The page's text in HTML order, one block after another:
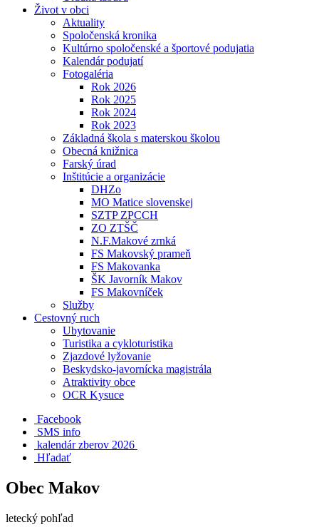
Život v obci
Aktuality
Spoločenská kronika
Kultúrno spoločenské a športové podujatia
Kalendár podujatí
Fotogaléria
Rok 2026
Rok 2025
Rok 2024
Rok 2023
Základná škola s materskou školou
Obecná knižnica
Farský úrad
Inštitúcie a organizácie
DHZo
MO Matice slovenskej
SZTP ZPCCH
ZO ZTŠČ
N.F.Makové zrnká
FS Makovský prameň
FS Makovanka
ŠK Javorník Makov
FS Makovníček
Služby
Cestovný ruch
Ubytovanie
Turistika a cykloturistika
Zjazdové lyžovanie
Beskydsko-javornícka magistrála
Atraktivity obce
OCR Kysuce
Facebook
SMS info
​ kalendár zberov 2026
Hľadať
Obec Makov
letecký pohľad